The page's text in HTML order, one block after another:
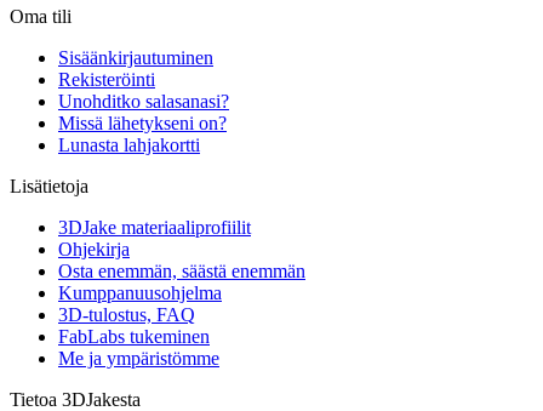
Oma tili
Sisäänkirjautuminen
Rekisteröinti
Unohditko salasanasi?
Missä lähetykseni on?
Lunasta lahjakortti
Lisätietoja
3DJake materiaaliprofiilit
Ohjekirja
Osta enemmän, säästä enemmän
Kumppanuusohjelma
3D-tulostus, FAQ
FabLabs tukeminen
Me ja ympäristömme
Tietoa 3DJakesta